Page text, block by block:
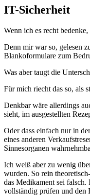
IT-Sicherheit
Wenn ich es recht
Denn mir war so, gelesen
Blankoformulare zum
Was aber taugt die
Für mich riecht das so, als
Denkbar wäre allerdings
sieht, im ausgestellten
Oder dass einfach nur in
eines anderen
Sinnesorganen
Ich weiß aber zu wenig
wurden. So rein
das Medikament sei
vollständig prüfen und den